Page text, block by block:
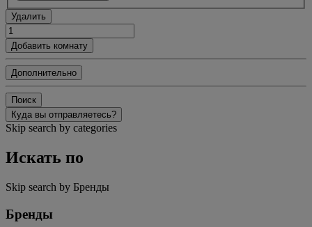
Удалить
Добавить комнату
Дополнительно
Поиск
Куда вы отправляетесь?
Skip search by categories
Искать по
Skip search by Бренды
Бренды